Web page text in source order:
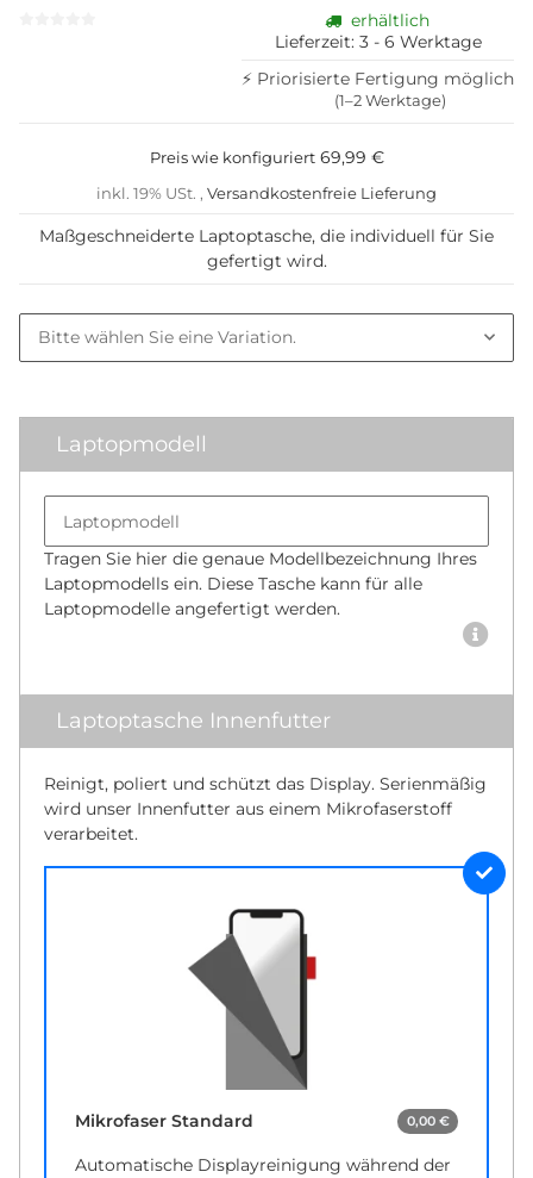
erhältlich
Lieferzeit: 3 - 6 Werktage
⚡ Priorisierte Fertigung möglich
(1–2 Werktage)
Preis wie konfiguriert 69,99 €
inkl. 19% USt. , Versandkostenfreie Lieferung
Maßgeschneiderte Laptoptasche, die individuell für Sie
gefertigt wird.
Laptopmodell
Bitte wählen Sie eine Variation.
Laptopmodell
Tragen Sie hier die genaue Modellbezeichnung Ihres
Laptopmodells ein. Diese Tasche kann für alle
Laptopmodelle angefertigt werden.
Laptoptasche Innenfutter
Reinigt, poliert und schützt das Display. Serienmäßig
wird unser Innenfutter aus einem Mikrofaserstoff
verarbeitet.
Mikrofaser Standard 0,00 €
Automatische Displayreinigung während der